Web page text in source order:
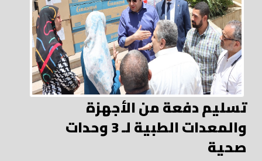
تسليم دفعة من الأجهزة
والمعدات الطبية لـ 3 وحدات
صحية